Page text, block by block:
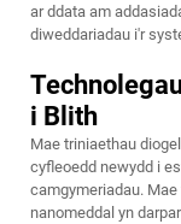
ar ddata am
diweddariadau i'r
i Blith
Mae triniaethau
cyfleoedd newydd i
camgymeriadau.
nanomeddal yn